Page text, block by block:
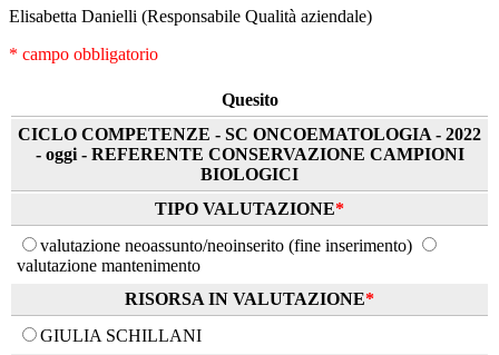
Elisabetta Danielli (Responsabile Qualità aziendale)
* campo obbligatorio
Quesito
CICLO COMPETENZE - SC ONCOEMATOLOGIA - 2022
- oggi - REFERENTE CONSERVAZIONE CAMPIONI
BIOLOGICI
TIPO VALUTAZIONE*
valutazione neoassunto/neoinserito (fine inserimento)
valutazione mantenimento
RISORSA IN VALUTAZIONE*
GIULIA SCHILLANI